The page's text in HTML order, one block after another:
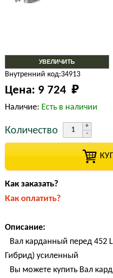
УВЕЛИЧИТЬ
Внутренний код:34913
Цена: 9 724 ₽
Наличие: Есть в наличии
Количество
Как заказать?
Как оплатить?
Описание:
Вал карданный перед 452
Гибрид) усиленный
Вы можете купить Вал